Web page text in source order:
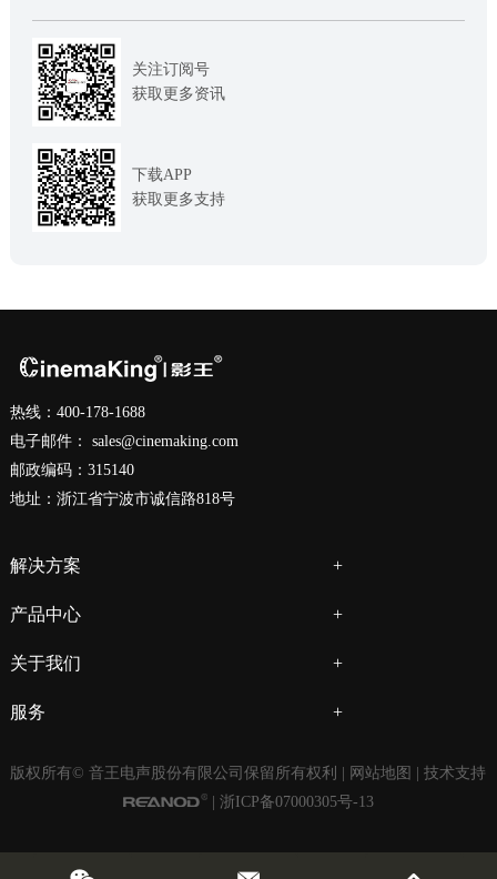
关注订阅号
获取更多资讯
下载APP
获取更多支持
热线：400-178-1688
电子邮件： sales@cinemaking.com
邮政编码：315140
地址：浙江省宁波市诚信路818号
解决方案
产品中心
关于我们
服务
版权所有© 音王电声股份有限公司保留所有权利 | 网站地图
| 技术支持
浙ICP备07000305号-13